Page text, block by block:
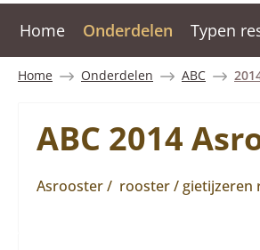
Home Onderdelen Typen
Home Onderdelen ABC
ABC 2014
Asrooster / rooster /